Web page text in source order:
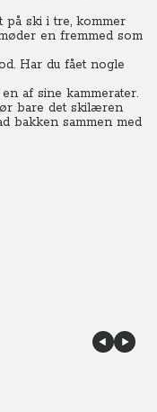
ski i tre, kommer
en fremmed som
Har du fået nogle
af sine kammerater.
bare det skilæren
bakken sammen med